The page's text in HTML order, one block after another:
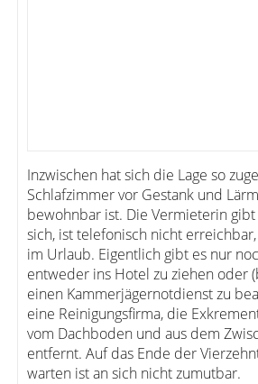
Inzwischen hat sich die Lage so
Schlafzimmer vor Gestank und
bewohnbar ist. Die Vermieterin
sich, ist telefonisch nicht
im Urlaub. Eigentlich gibt es nur
entweder ins Hotel zu ziehen oder
einen Kammerjägernotdienst zu
eine Reinigungsfirma, die
vom Dachboden und aus dem
entfernt. Auf das Ende der
warten ist an sich nicht zumutbar.